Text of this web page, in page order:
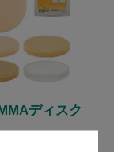
ディスク